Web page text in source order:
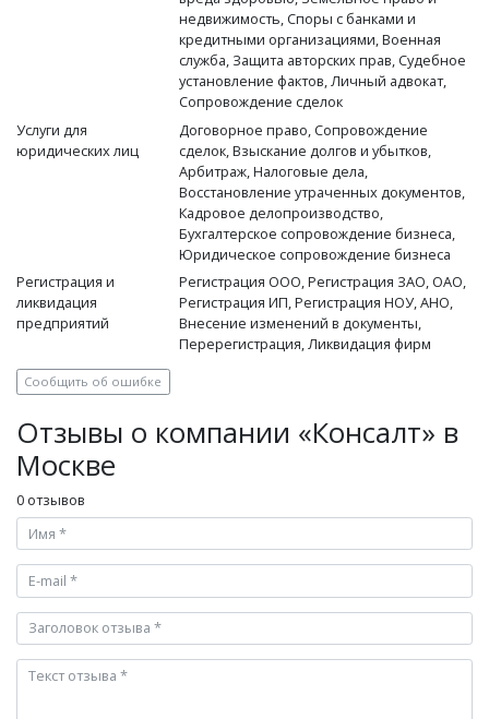
недвижимость, Споры с банками и
кредитными организациями, Военная
служба, Защита авторских прав, Судебное
установление фактов, Личный адвокат,
Сопровождение сделок
Услуги для
юридических лиц
Договорное право, Сопровождение
сделок, Взыскание долгов и убытков,
Арбитраж, Налоговые дела,
Восстановление утраченных документов,
Кадровое делопроизводство,
Бухгалтерское сопровождение бизнеса,
Юридическое сопровождение бизнеса
Регистрация и
ликвидация
предприятий
Регистрация ООО, Регистрация ЗАО, ОАО,
Регистрация ИП, Регистрация НОУ, АНО,
Внесение изменений в документы,
Перерегистрация, Ликвидация фирм
Сообщить об ошибке
Отзывы о компании «Консалт» в
Москве
0 отзывов